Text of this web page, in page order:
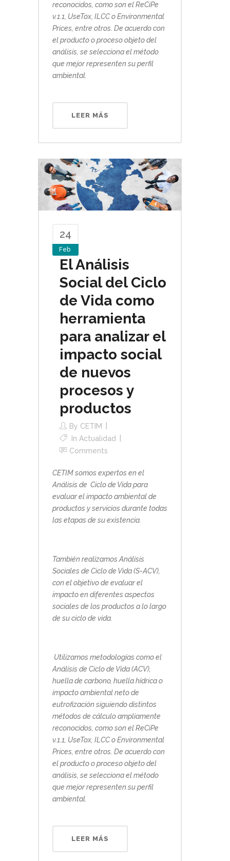
reconocidos, como son el ReCiPe
v.1.1, UseTox, ILCC o Environmental
Prices, entre otros. De acuerdo con
el producto o proceso objeto del
análisis, se selecciona el método
que mejor representen su perfil
ambiental.
LEER MÁS
24
Feb
El Análisis
Social del Ciclo
de Vida como
herramienta
para analizar el
impacto social
de nuevos
procesos y
productos
By CETIM
In Actualidad
Comments
CETIM somos expertos en el
Análisis de Ciclo de Vida para
evaluar el impacto ambiental de
productos y servicios durante todas
las etapas de su existencia.
También realizamos Análisis
Sociales de Ciclo de Vida (S-ACV),
con el objetivo de evaluar el
impacto en diferentes aspectos
sociales de los productos a lo largo
de su ciclo de vida.
Utilizamos metodologías como el
Análisis de Ciclo de Vida (ACV),
huella de carbono, huella hídrica o
impacto ambiental neto de
eutrofización siguiendo distintos
métodos de cálculo ampliamente
reconocidos, como son el ReCiPe
v.1.1, UseTox, ILCC o Environmental
Prices, entre otros. De acuerdo con
el producto o proceso objeto del
análisis, se selecciona el método
que mejor representen su perfil
ambiental.
LEER MÁS